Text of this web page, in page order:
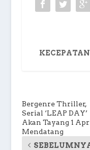
Bergenre Thriller,
Serial ‘LEAP DAY’
Akan Tayang 1
Mendatang